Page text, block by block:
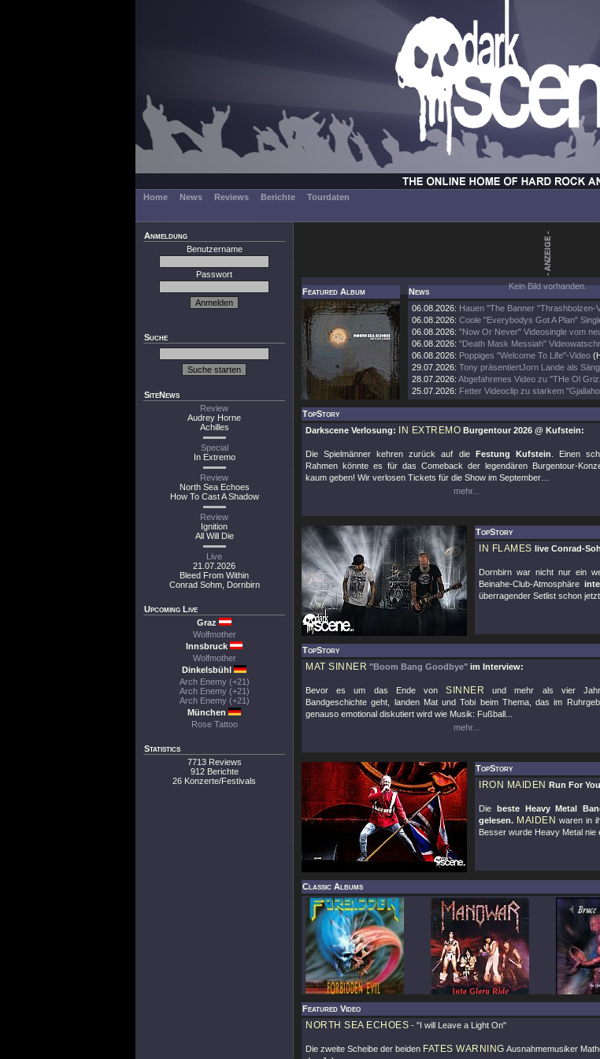
Home News Reviews Berichte
Tourdaten
Anmeldung
Benutzername
Passwort
Suche
SiteNews
Review
Audrey Horne
Achilles
Special
In Extremo
Review
North Sea Echoes
How To Cast A Shadow
Review
Ignition
All Will Die
Live
21.07.2026
Bleed From Within
Conrad Sohm, Dornbirn
Upcoming Live
Graz
Wolfmother
Innsbruck
Wolfmother
Dinkelsbühl
Arch Enemy (+21)
Arch Enemy (+21)
Arch Enemy (+21)
München
Rose Tattoo
Statistics
7713 Reviews
912 Berichte
26 Konzerte/Festivals
Kein Bild vorhanden.
Featured Album
News
06.08.2026: Hauen "The Banner "Thrashbolzen-
06.08.2026: Coole "Everybodys Got A Plan"
06.08.2026: "Now Or Never" Videosingle vom
06.08.2026: "Death Mask Messiah"
06.08.2026: Poppiges "Welcome To Life"-Video
29.07.2026: Tony präsentiertJorn Lande als
28.07.2026: Abgefahrenes Video zu "THe Ol
25.07.2026: Fetter Videoclip zu starkem
TopStory
Darkscene Verlosung:
IN EXTREMO Burgentour 2026 @ Kufstein:
Die Spielmänner kehren zurück auf die Festung Kufstein . Einen
Rahmen könnte es für das Comeback der legendären Burgentour-
kaum geben! Wir verlosen Tickets für die Show im September…
mehr...
TopStory
IN FLAMES live Conrad-
Dornbirn war nicht nur ein
Beinahe-Club-Atmosphäre
überragender Setlist schon
TopStory
MAT SINNER "Boom Bang Goodbye" im Interview:
Bevor es um das Ende vonSINNER und mehr als vier
Bandgeschichte geht, landen Mat und Tobi beim Thema, das im
genauso emotional diskutiert wird wie Musik: Fußball...
mehr...
TopStory
IRON MAIDEN Run For
Die beste Heavy Metal
gelesen. MAIDEN waren in
Besser wurde Heavy Metal nie
Classic Albums
Featured Video
NORTH SEA ECHOES - "I will Leave a Light On"
Die zweite Scheibe der beiden FATES WARNING Ausnahmemusiker